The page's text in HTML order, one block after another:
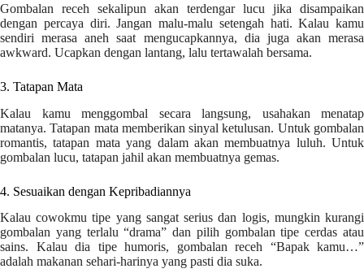
Gombalan receh sekalipun akan terdengar lucu jika disampaikan
dengan percaya diri. Jangan malu-malu setengah hati. Kalau kamu
sendiri merasa aneh saat mengucapkannya, dia juga akan merasa
awkward. Ucapkan dengan lantang, lalu tertawalah bersama.
3. Tatapan Mata
Kalau kamu menggombal secara langsung, usahakan menatap
matanya. Tatapan mata memberikan sinyal ketulusan. Untuk gombalan
romantis, tatapan mata yang dalam akan membuatnya luluh. Untuk
gombalan lucu, tatapan jahil akan membuatnya gemas.
4. Sesuaikan dengan Kepribadiannya
Kalau cowokmu tipe yang sangat serius dan logis, mungkin kurangi
gombalan yang terlalu “drama” dan pilih gombalan tipe cerdas atau
sains. Kalau dia tipe humoris, gombalan receh “Bapak kamu…”
adalah makanan sehari-harinya yang pasti dia suka.